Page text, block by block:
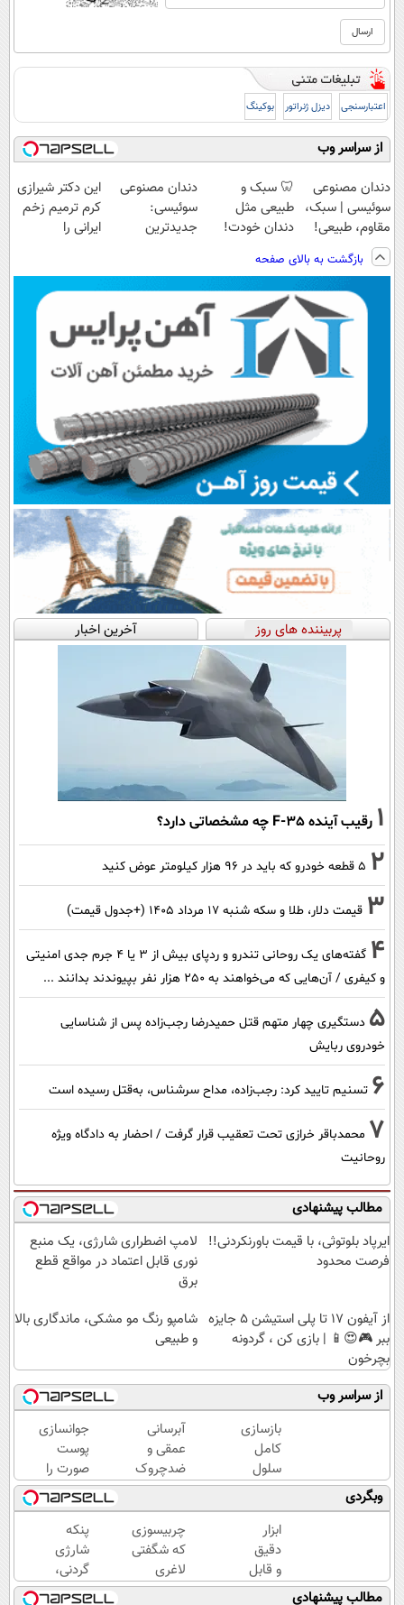
اعتبارسنجی دیزل ژنراتور بوکینگ
از سراسر وب
دندان مصنوعی
سوئیسی | سبک،
مقاوم، طبیعی!
ویزیت
رایگان+پرداخت
اقساطی😍
🦷 سبک و
طبیعی مثل
دندان خودت!
پرداخت اقساطی
💳 📍 تهران
دندان مصنوعی
سوئیسی:
جدیدترین
پرداخت قسطی
این دکتر شیرازی
کرم ترمیم زخم
ایرانی را
بازگشت به بالای صفحه
پربیننده های روز آخرین اخبار
1 رقیب آینده F-35 چه مشخصاتی دارد؟
2 ۵ قطعه خودرو که باید در ۹۶ هزار کیلومتر عوض کنید
3 قیمت دلار، طلا و سکه شنبه ۱۷ مرداد ۱۴۰۵ (+جدول قیمت)
4
گفته‌های یک روحانی تندرو و ردپای بیش از ۳ یا ۴ جرم جدی امنیتی
و کیفری / آن‌هایی که می‌خواهند به ۲۵۰ هزار نفر بپیوندند بدانند ...
5 دستگیری چهار متهم قتل حمیدرضا رجب‌زاده پس از شناسایی
خودروی ربایش
6 تسنیم تایید کرد: رجب‌زاده، مداح سرشناس، به‌قتل رسیده است
7 محمدباقر خرازی تحت تعقیب قرار گرفت / احضار به دادگاه ویژه
روحانیت
مطالب پیشنهادی
ایرپاد بلوتوثی، با قیمت باورنکردنی!!
فرصت محدود
لامپ اضطراری شارژی، یک منبع
نوری قابل اعتماد در مواقع قطع
برق
از آیفون 17 تا پلی استیشن 5 جایزه
ببر 🎮😍📱 | بازی کن ، گردونه
بچرخون
شامپو رنگ مو مشکی، ماندگاری بالا
و طبیعی
از سراسر وب
بازسازی
کامل
سلول
های
مرده
پوست،
با کرم
جوانساز
جلبک(50%
آبرسانی
عمقی و
ضدچروک
قوی
گیاهی
بدون
عوارض!!
(تخفیف
تا امشب)
جوانسازی
پوست
صورت را
با کرم
ضدچروک
آلمانی
تجربه
کنید!
وبگردی
ابزار
دقیق
و قابل
اعتماد
چربیسوزی
که شگفتی
لاغری
آسان را
پنکه
شارژی
گردنی،
با
مطالب پیشنهادی